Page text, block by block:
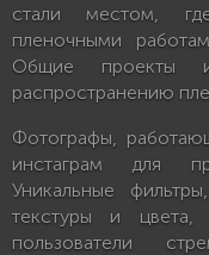
стали местом,
пленочными
Общие проекты и
распространению
Фотографы,
инстаграм для
Уникальные
текстуры и цвета,
пользователи